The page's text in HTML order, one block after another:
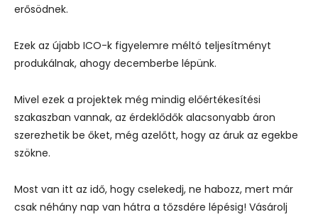
erősödnek.
Ezek az újabb ICO-k figyelemre méltó teljesítményt
produkálnak, ahogy decemberbe lépünk.
Mivel ezek a projektek még mindig előértékesítési
szakaszban vannak, az érdeklődők alacsonyabb áron
szerezhetik be őket, még azelőtt, hogy az áruk az egekbe
szökne.
Most van itt az idő, hogy cselekedj, ne habozz, mert már
csak néhány nap van hátra a tőzsdére lépésig! Vásárolj